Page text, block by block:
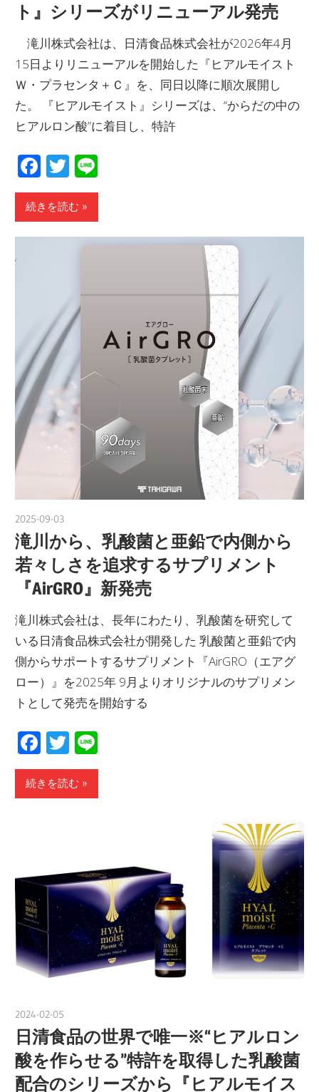
ト』シリーズがリニューアル発売
滝川株式会社は、日清食品株式会社が2026年4月
15日よりリニューアルを開始した『ヒアルモイスト
Ｗ・プラセンタ＋Ｃ』を、同日以降に順次展開し
た。 『ヒアルモイスト』シリーズは、“からだの中の
ヒアルロン酸”に着目し、特許
Facebook
Twitter
続きを読む
2025-09-03
滝川から、乳酸菌と亜鉛で内側から
若々しさを追求するサプリメント
『AirGRO』新発売
滝川株式会社は、長年にわたり、乳酸菌を研究して
いる日清食品株式会社が開発した 乳酸菌と亜鉛で内
側からサポートするサプリメント『AirGRO（エアグ
ロー）』を2025年 9月よりオリジナルのサプリメン
トとして発売を開始する
Facebook
Twitter
続きを読む
2024-02-05
日清食品の世界で唯一※“ヒアルロン
酸を作らせる”特許を取得した乳酸菌
配合のシリーズから『ヒアルモイス